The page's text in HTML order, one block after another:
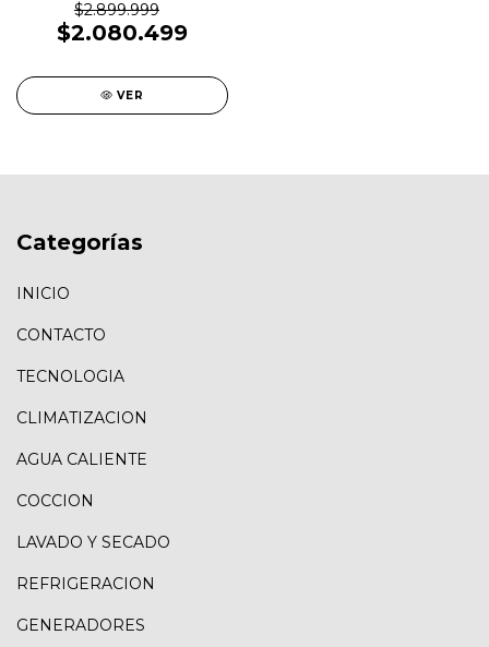
$2.899.999
$2.080.499
VER
Categorías
INICIO
CONTACTO
TECNOLOGIA
CLIMATIZACION
AGUA CALIENTE
COCCION
LAVADO Y SECADO
REFRIGERACION
GENERADORES